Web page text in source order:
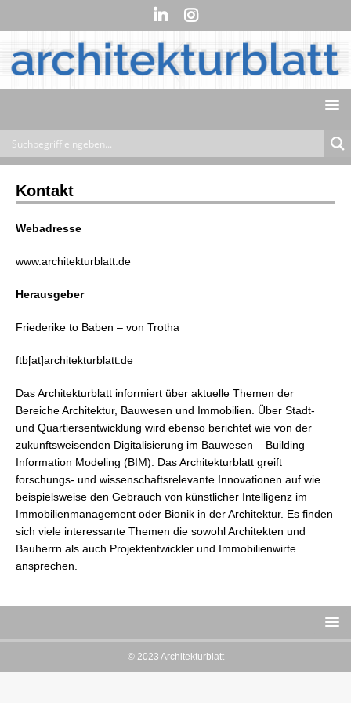
Kontakt
Webadresse
www.architekturblatt.de
Herausgeber
Friederike to Baben – von Trotha
ftb[at]architekturblatt.de
Das Architekturblatt informiert über aktuelle Themen der
Bereiche Architektur, Bauwesen und Immobilien. Über Stadt-
und Quartiersentwicklung wird ebenso berichtet wie von der
zukunftsweisenden Digitalisierung im Bauwesen – Building
Information Modeling (BIM). Das Architekturblatt greift
forschungs- und wissenschaftsrelevante Innovationen auf wie
beispielsweise den Gebrauch von künstlicher Intelligenz im
Immobilienmanagement oder Bionik in der Architektur. Es finden
sich viele interessante Themen die sowohl Architekten und
Bauherrn als auch Projektentwickler und Immobilienwirte
ansprechen.
© 2023 Architekturblatt